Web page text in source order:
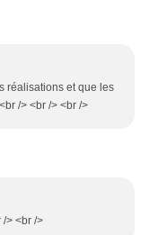
réalisations et que les
/> <br /> <br />
/> <br />